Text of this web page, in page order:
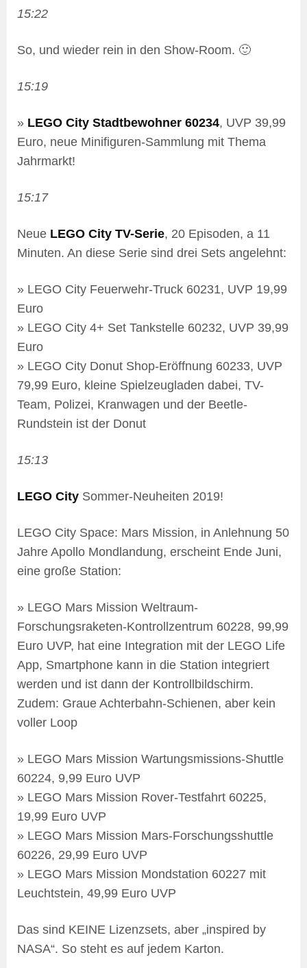
15:22
So, und wieder rein in den Show-Room. 🙂
15:19
» LEGO City Stadtbewohner 60234, UVP 39,99
Euro, neue Minifiguren-Sammlung mit Thema
Jahrmarkt!
15:17
Neue LEGO City TV-Serie, 20 Episoden, a 11
Minuten. An diese Serie sind drei Sets angelehnt:
» LEGO City Feuerwehr-Truck 60231, UVP 19,99
Euro
» LEGO City 4+ Set Tankstelle 60232, UVP 39,99
Euro
» LEGO City Donut Shop-Eröffnung 60233, UVP
79,99 Euro, kleine Spielzeugladen dabei, TV-
Team, Polizei, Kranwagen und der Beetle-
Rundstein ist der Donut
15:13
LEGO City Sommer-Neuheiten 2019!
LEGO City Space: Mars Mission, in Anlehnung 50
Jahre Apollo Mondlandung, erscheint Ende Juni,
eine große Station:
» LEGO Mars Mission Weltraum-
Forschungsraketen-Kontrollzentrum 60228, 99,99
Euro UVP, hat eine Integration mit der LEGO Life
App, Smartphone kann in die Station integriert
werden und ist dann der Kontrollbildschirm.
Zudem: Graue Achterbahn-Schienen, aber kein
voller Loop
» LEGO Mars Mission Wartungsmissions-Shuttle
60224, 9,99 Euro UVP
» LEGO Mars Mission Rover-Testfahrt 60225,
19,99 Euro UVP
» LEGO Mars Mission Mars-Forschungsshuttle
60226, 29,99 Euro UVP
» LEGO Mars Mission Mondstation 60227 mit
Leuchtstein, 49,99 Euro UVP
Das sind KEINE Lizenzsets, aber „inspired by
NASA“. So steht es auf jedem Karton.